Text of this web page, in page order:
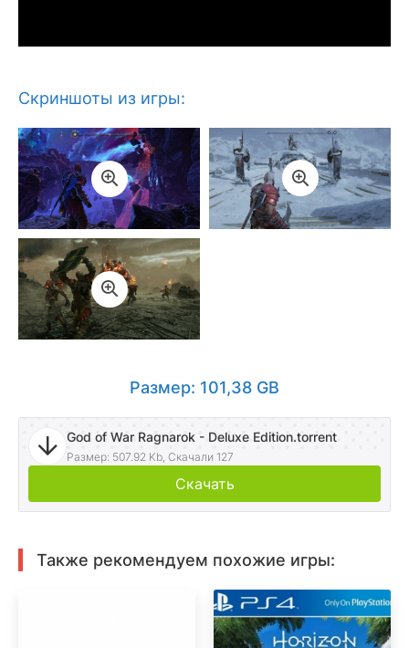
Скриншоты из игры:
Размер: 101,38 GB
God of War Ragnarok - Deluxe Edition.torrent
Размер: 507.92 Kb, Скачали 127
Скачать
Также рекомендуем похожие игры: